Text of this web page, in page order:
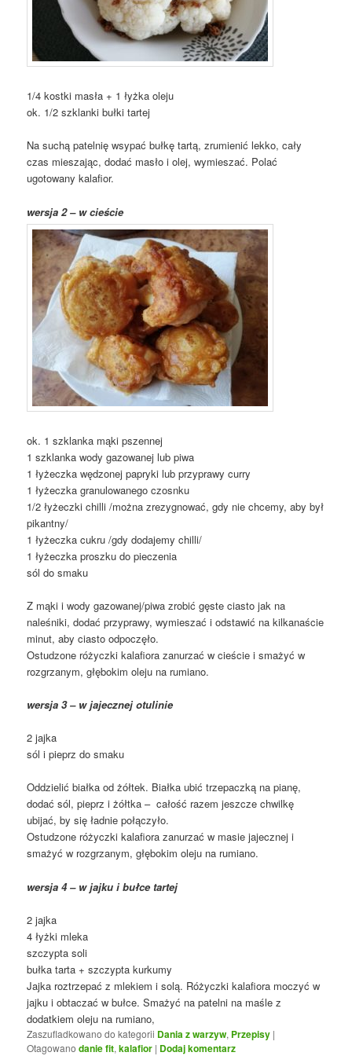
1/4 kostki masła + 1 łyżka oleju
ok. 1/2 szklanki bułki tartej
Na suchą patelnię wsypać bułkę tartą, zrumienić lekko, cały
czas mieszając, dodać masło i olej, wymieszać. Polać
ugotowany kalafior.
wersja 2 – w cieście
ok. 1 szklanka mąki pszennej
1 szklanka wody gazowanej lub piwa
1 łyżeczka wędzonej papryki lub przyprawy curry
1 łyżeczka granulowanego czosnku
1/2 łyżeczki chilli /można zrezygnować, gdy nie chcemy, aby był
pikantny/
1 łyżeczka cukru /gdy dodajemy chilli/
1 łyżeczka proszku do pieczenia
sól do smaku
Z mąki i wody gazowanej/piwa zrobić gęste ciasto jak na
naleśniki, dodać przyprawy, wymieszać i odstawić na kilkanaście
minut, aby ciasto odpoczęło.
Ostudzone różyczki kalafiora zanurzać w cieście i smażyć w
rozgrzanym, głębokim oleju na rumiano.
wersja 3 – w jajecznej otulinie
2 jajka
sól i pieprz do smaku
Oddzielić białka od żółtek. Białka ubić trzepaczką na pianę,
dodać sól, pieprz i żółtka – całość razem jeszcze chwilkę
ubijać, by się ładnie połączyło.
Ostudzone różyczki kalafiora zanurzać w masie jajecznej i
smażyć w rozgrzanym, głębokim oleju na rumiano.
wersja 4 – w jajku i bułce tartej
2 jajka
4 łyżki mleka
szczypta soli
bułka tarta + szczypta kurkumy
Jajka roztrzepać z mlekiem i solą. Różyczki kalafiora moczyć w
jajku i obtaczać w bułce. Smażyć na patelni na maśle z
dodatkiem oleju na rumiano,
Zaszufladkowano do kategorii Dania z warzyw, Przepisy |
Otagowano danie fit,kalafior | Dodaj komentarz